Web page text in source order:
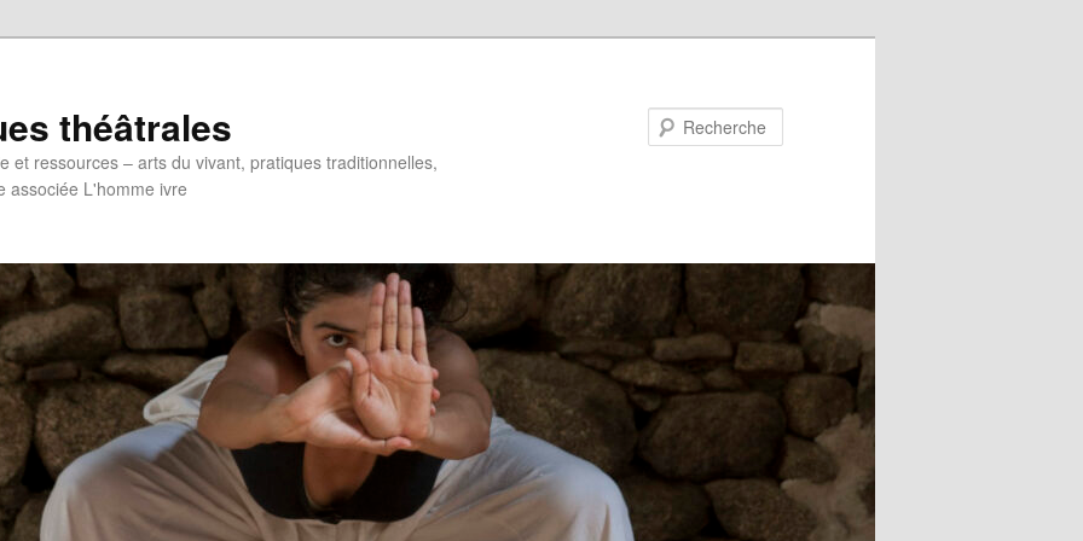
théâtrales
et ressources – arts du vivant, pratiques traditionnelles,
associée L'homme ivre